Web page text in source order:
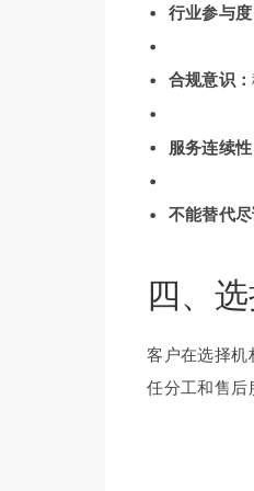
行业参与度
合规意识：
服务连续性
不能替代
四、
客户在选择机
任分工和售后